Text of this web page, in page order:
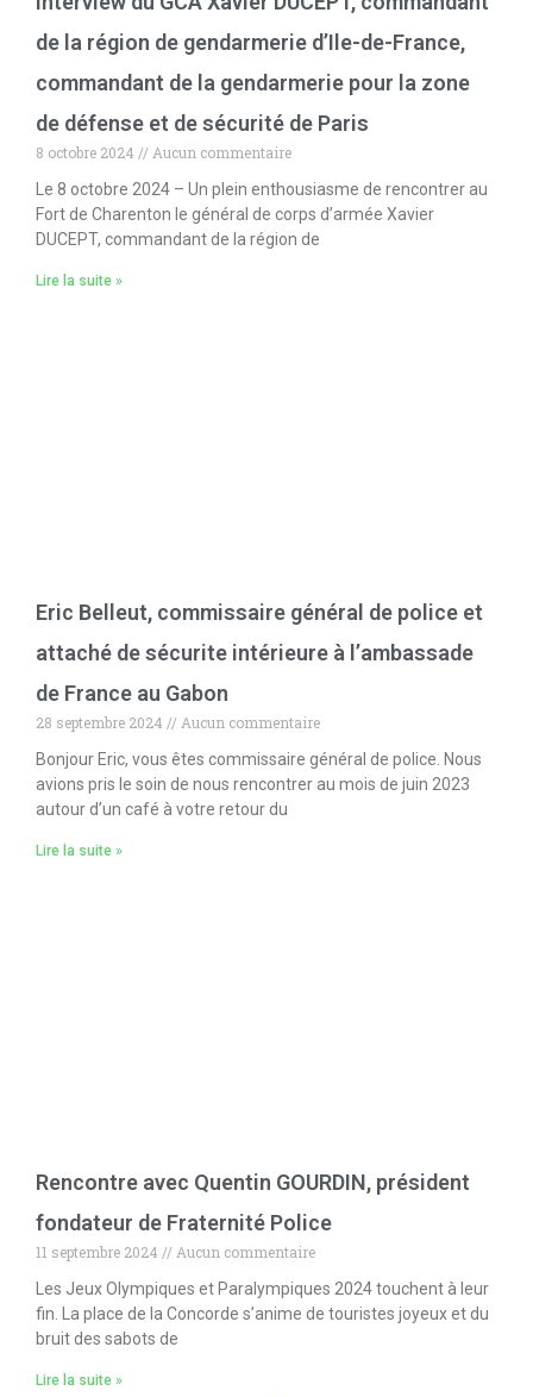
de la région de gendarmerie d’Ile-de-France,
commandant de la gendarmerie pour la zone
de défense et de sécurité de Paris
8 octobre 2024
Aucun commentaire
Le 8 octobre 2024 – Un plein enthousiasme de rencontrer au
Fort de Charenton le général de corps d’armée Xavier
DUCEPT, commandant de la région de
Lire la suite »
Eric Belleut, commissaire général de police et
attaché de sécurite intérieure à l’ambassade
de France au Gabon
28 septembre 2024
Aucun commentaire
Bonjour Eric, vous êtes commissaire général de police. Nous
avions pris le soin de nous rencontrer au mois de juin 2023
autour d’un café à votre retour du
Lire la suite »
Rencontre avec Quentin GOURDIN, président
fondateur de Fraternité Police
11 septembre 2024
Aucun commentaire
Les Jeux Olympiques et Paralympiques 2024 touchent à leur
fin. La place de la Concorde s’anime de touristes joyeux et du
bruit des sabots de
Lire la suite »